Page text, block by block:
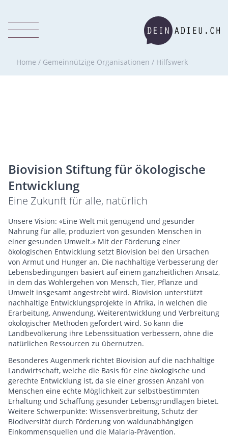
Home / Gemeinnützige Organisationen / Hilfswerk
Biovision Stiftung für ökologische
Entwicklung
Eine Zukunft für alle, natürlich
Unsere Vision: «Eine Welt mit genügend und gesunder
Nahrung für alle, produziert von gesunden Menschen in
einer gesunden Umwelt.» Mit der Förderung einer
ökologischen Entwicklung setzt Biovision bei den Ursachen
von Armut und Hunger an. Die nachhaltige Verbesserung der
Lebensbedingungen basiert auf einem ganzheitlichen Ansatz,
in dem das Wohlergehen von Mensch, Tier, Pflanze und
Umwelt insgesamt angestrebt wird. Biovision unterstützt
nachhaltige Entwicklungsprojekte in Afrika, in welchen die
Erarbeitung, Anwendung, Weiterentwicklung und Verbreitung
ökologischer Methoden gefördert wird. So kann die
Landbevölkerung ihre Lebenssituation verbessern, ohne die
natürlichen Ressourcen zu übernutzen.
Besonderes Augenmerk richtet Biovision auf die nachhaltige
Landwirtschaft, welche die Basis für eine ökologische und
gerechte Entwicklung ist, da sie einer grossen Anzahl von
Menschen eine echte Möglichkeit zur selbstbestimmten
Erhaltung und Schaffung gesunder Lebensgrundlagen bietet.
Weitere Schwerpunkte: Wissensverbreitung, Schutz der
Biodiversität durch Förderung von waldunabhängigen
Einkommensquellen und die Malaria-Prävention.